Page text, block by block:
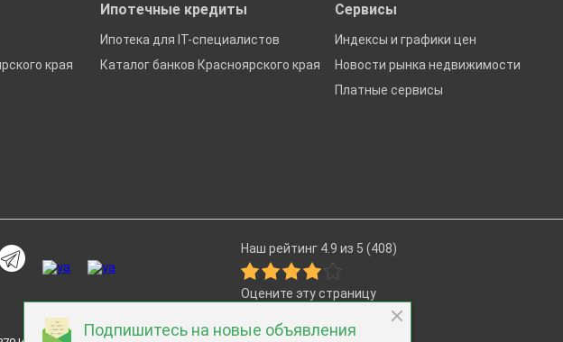
Подпишитесь на новые объявления
края
Ипотечные кредиты
Ипотека для IT-специалистов
Каталог банков Красноярского края
Сервисы
Индексы и графики цен
Новости рынка недвижимости
Платные сервисы
Наш рейтинг 4.9 из 5 (408)
Оцените эту страницу